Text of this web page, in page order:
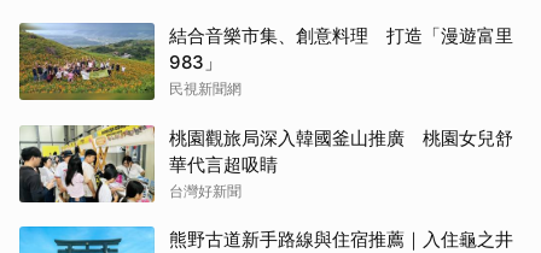
結合音樂市集、創意料理 打造「漫遊富里
983」
民視新聞網
桃園觀旅局深入韓國釜山推廣 桃園女兒舒
華代言超吸睛
台灣好新聞
熊野古道新手路線與住宿推薦｜入住龜之井